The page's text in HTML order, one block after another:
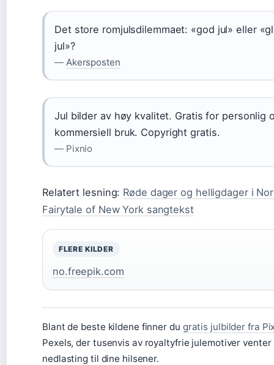
Det store romjulsdilemmaet: «god jul» eller
jul»?
— Akersposten
Jul bilder av høy kvalitet. Gratis for personlig
kommersiell bruk. Copyright gratis.
— Pixnio
Relatert lesning: Røde dager og helligdager i
Fairytale of New York sangtekst
FLERE KILDER
no.freepik.com
Blant de beste kildene finner du gratis julbilder fra
Pexels, der tusenvis av royaltyfrie julemotiver venter
nedlasting til dine hilsener.